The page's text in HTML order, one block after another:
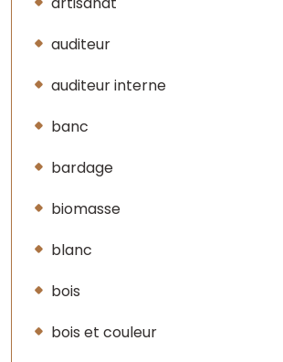
auditeur
auditeur interne
banc
bardage
biomasse
blanc
bois
bois et couleur